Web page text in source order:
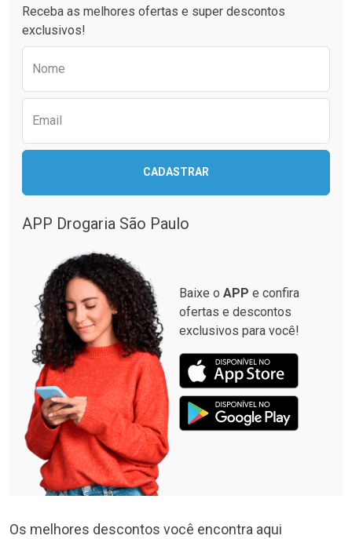
Comprar sem Desconto
Comprar sem Desconto
Por R$ 32,26/cada
Comprar sem Desconto
Comprar sem Desconto
Receba as melhores ofertas e super descontos
exclusivos!
Nome
Email
CADASTRAR
APP Drogaria São Paulo
Baixe o APP e confira
ofertas e descontos
exclusivos para você!
Os melhores descontos você encontra aqui